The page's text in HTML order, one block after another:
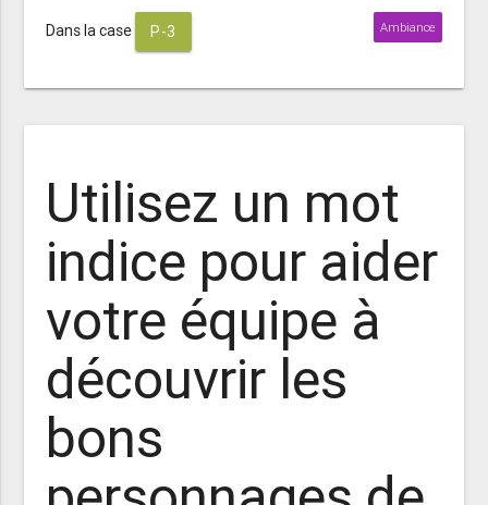
Dans la case P-3 Ambiance
Utilisez un mot
indice pour aider
votre équipe à
découvrir les
bons